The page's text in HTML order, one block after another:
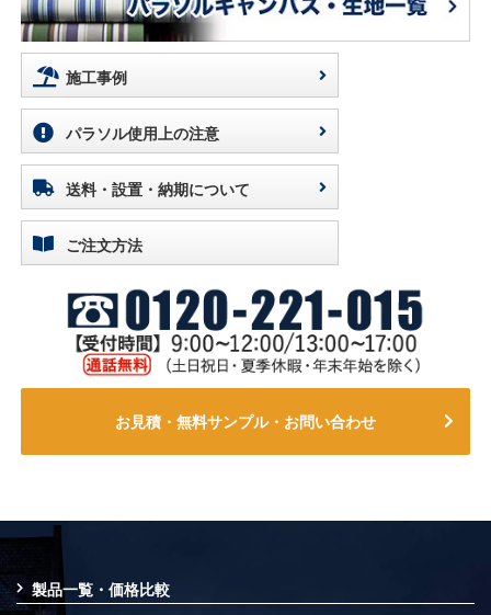
施工事例
パラソル使用上の注意
送料・設置・納期について
ご注文方法
お見積・無料サンプル・お問い合わせ
製品一覧・価格比較